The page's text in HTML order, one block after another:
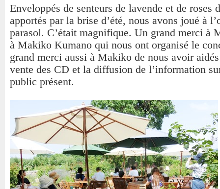
Enveloppés de senteurs de lavende et de roses
apportés par la brise d’été, nous avons joué à
parasol. C’était magnifique. Un grand merci à
à Makiko Kumano qui nous ont organisé le
grand merci aussi à Makiko de nous avoir
vente des CD et la diffusion de l’information
public présent.